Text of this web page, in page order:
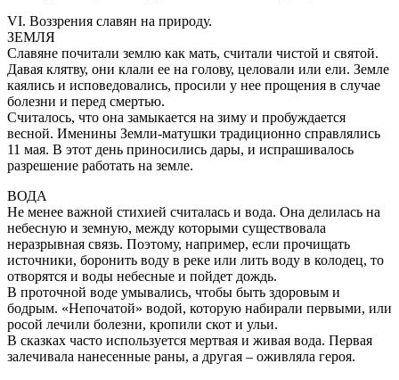
VI. Воззрения славян на природу.
ЗЕМЛЯ
Славяне почитали землю как мать, считали чистой и святой.
Давая клятву, они клали ее на голову, целовали или ели. Земле
каялись и исповедовались, просили у нее прощения в случае
болезни и перед смертью.
Считалось, что она замыкается на зиму и пробуждается
весной. Именины Земли-матушки традиционно справлялись
11 мая. В этот день приносились дары, и испрашивалось
разрешение работать на земле.
ВОДА
Не менее важной стихией считалась и вода. Она делилась на
небесную и земную, между которыми существовала
неразрывная связь. Поэтому, например, если прочищать
источники, боронить воду в реке или лить воду в колодец, то
отворятся и воды небесные и пойдет дождь.
В проточной воде умывались, чтобы быть здоровым и
бодрым. «Непочатой» водой, которую набирали первыми, или
росой лечили болезни, кропили скот и ульи.
В сказках часто используется мертвая и живая вода. Первая
залечивала нанесенные раны, а другая – оживляла героя.